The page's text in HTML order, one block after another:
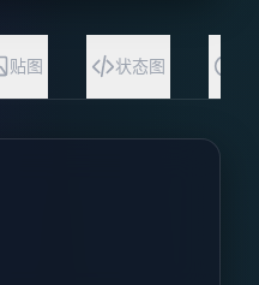
贴图 状态图